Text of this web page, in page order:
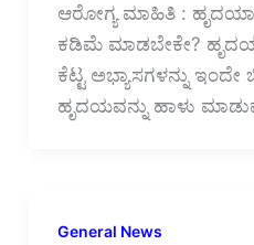
ಆರೋಗ್ಯ ಮಾಹಿತಿ :
ಕಡಿಮೆ ಮಾಡಬೇಕೇ?
ಕೆಟ್ಟ ಅಭ್ಯಾಸಗಳನ್ನು ಇಂದೇ
ಹೃದಯವನ್ನು ಹಾಳು
General News